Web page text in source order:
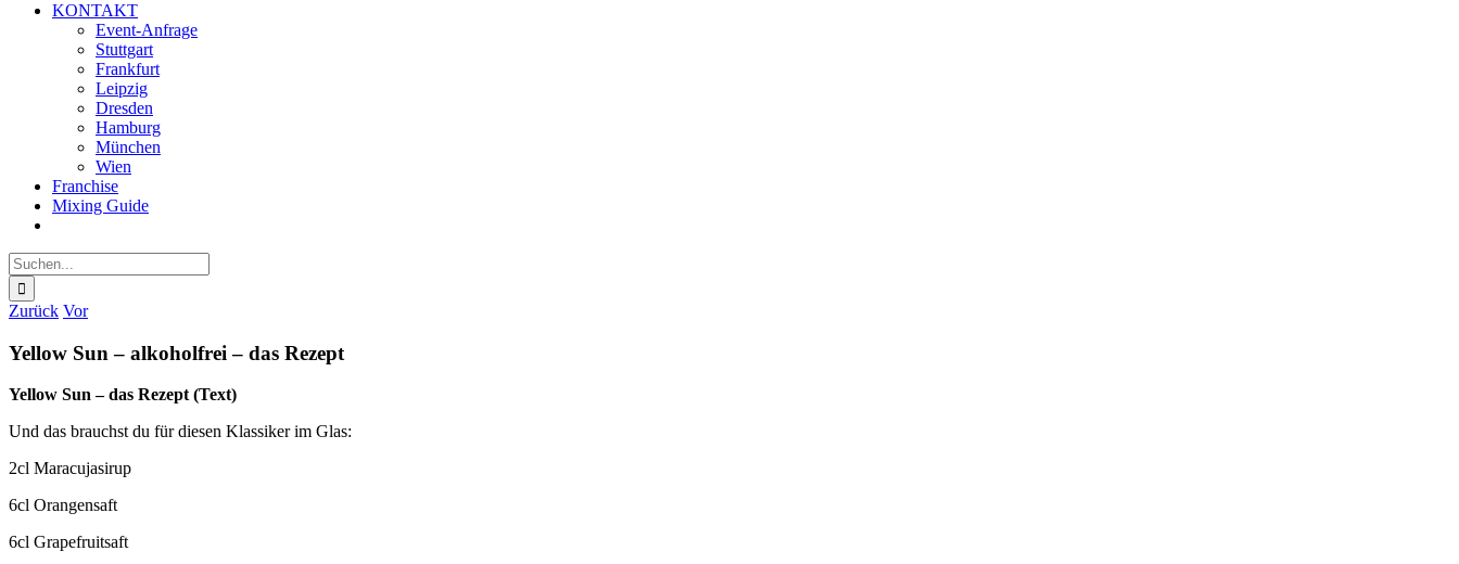
KONTAKT
Event-Anfrage
Stuttgart
Frankfurt
Leipzig
Dresden
Hamburg
München
Wien
Franchise
Mixing Guide
Suche
nach:
Zurück Vor
Yellow Sun – alkoholfrei – das Rezept
Yellow Sun – das Rezept (Text)
Und das brauchst du für diesen Klassiker im Glas:
2cl Maracujasirup
6cl Orangensaft
6cl Grapefruitsaft